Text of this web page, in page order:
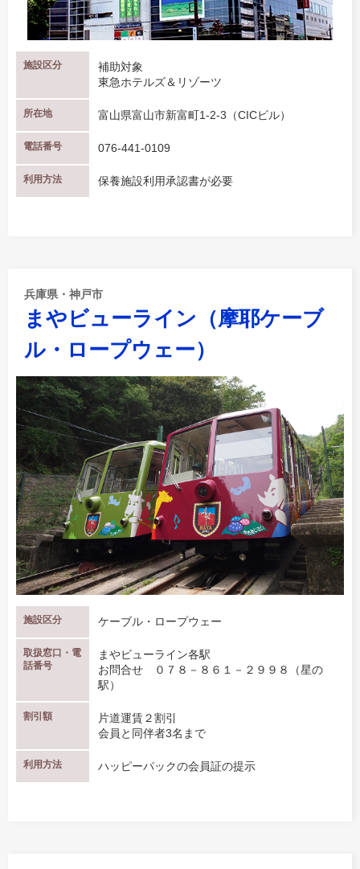
施設区分
補助対象
東急ホテルズ＆リゾーツ
所在地 富山県富山市新富町1-2-3（CICビル）
電話番号 076-441-0109
利用方法 保養施設利用承認書が必要
兵庫県・神戸市
まやビューライン（摩耶ケーブ
ル・ロープウェー）
施設区分 ケーブル・ロープウェー
取扱窓口・電
話番号
まやビューライン各駅
お問合せ ０７８－８６１－２９９８（星の
駅）
割引額
片道運賃２割引
会員と同伴者3名まで
利用方法 ハッピーパックの会員証の提示